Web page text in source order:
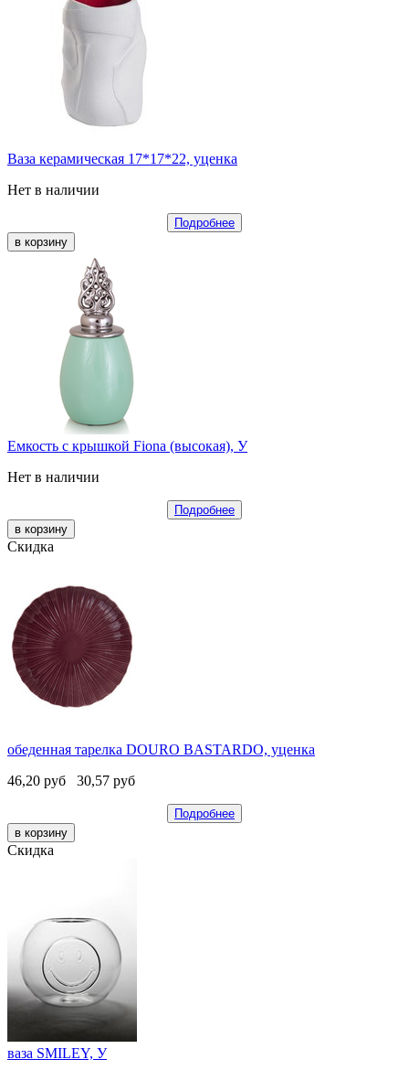
Ваза керамическая 17*17*22, уценка
Нет в наличии
Подробнее
Емкость с крышкой Fiona (высокая), У
Нет в наличии
Подробнее
Скидка
обеденная тарелка DOURO BASTARDO, уценка
46,20 руб 30,57 руб
Подробнее
Скидка
ваза SMILEY, У